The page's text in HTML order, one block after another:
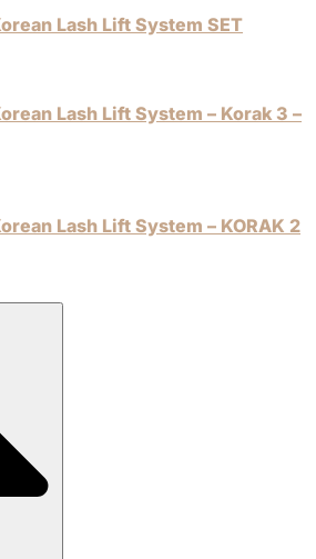
Lash Lift System SET
Lash Lift System – Korak 3 –
Lash Lift System – KORAK 2